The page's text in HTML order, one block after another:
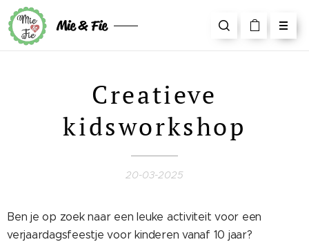
Mie & Fie
Creatieve
kidsworkshop
20-03-2025
Ben je op zoek naar een leuke activiteit voor een
verjaardagsfeestje voor kinderen vanaf 10 jaar?